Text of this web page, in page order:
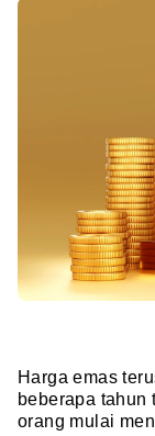
Harga emas
beberapa tahun
orang mulai